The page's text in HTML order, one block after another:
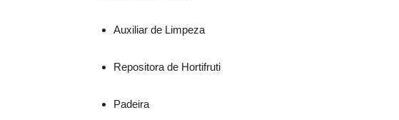
Auxiliar de Limpeza
Repositora de Hortifruti
Padeira